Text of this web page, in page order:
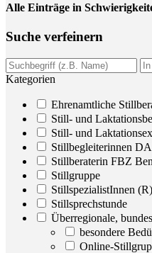
Alle Einträge in
Suche ver­fei­nern
Kategorien
Ehrenamtliche
Still- und
Still- und
Stillbegleiterinnen
Stillberaterin FBZ
Stillgruppe
StillspezialistInnen (R)
Stillsprechstunde
Überregionale,
besondere
Online-